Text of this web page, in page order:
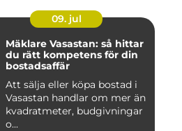
09. jul
Mäklare Vasastan: så hittar
du rätt kompetens för din
bostadsaffär
Att sälja eller köpa bostad i
Vasastan handlar om mer än
kvadratmeter, budgivningar
o...